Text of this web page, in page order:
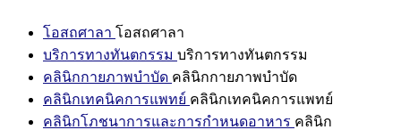
โอสถศาลา โอสถศาลา
บริการทางทันตกรรม บริการทางทันตกรรม
คลินิกกายภาพบำบัด คลินิกกายภาพบำบัด
คลินิกเทคนิคการแพทย์ คลินิกเทคนิคการแพทย์
คลินิกโภชนาการและการกำหนดอาหาร คลินิก